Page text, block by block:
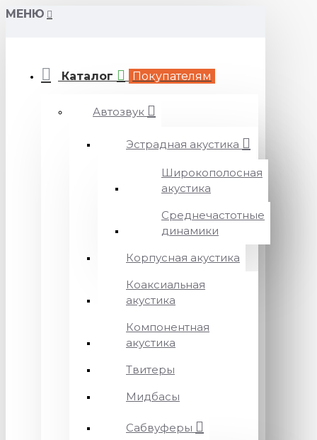
МЕНЮ
Каталог Покупателям
Автозвук
Эстрадная акустика
Широкополосная
акустика
Среднечастотные
динамики
Корпусная акустика
Коаксиальная
акустика
Компонентная
акустика
Твитеры
Мидбасы
Сабвуферы